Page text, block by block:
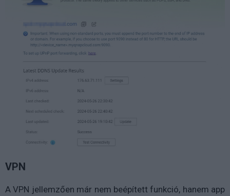
VPN
A VPN jellemzően már nem beépített funkció, hanem app